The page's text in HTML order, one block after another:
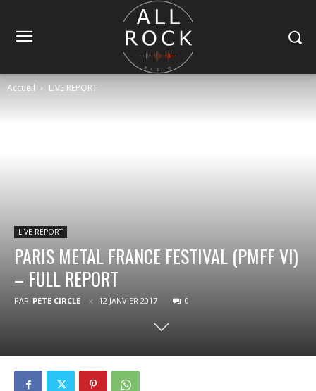
Accueil LIVE REPORT
LIVE REPORT
PARIS METAL FRANCE FESTIVAL (PMFF VI)
– FULL REPORT
PAR PETE CIRCLE 12 JANVIER 2017 0